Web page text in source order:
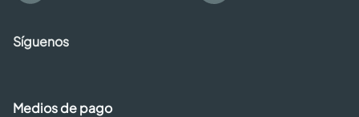
Síguenos
Medios de pago